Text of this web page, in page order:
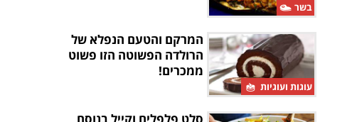
בשר
עוגות ועוגיות
המרקם והטעם הנפלא של
הרולדה הפשוטה הזו פשוט
ממכרים!